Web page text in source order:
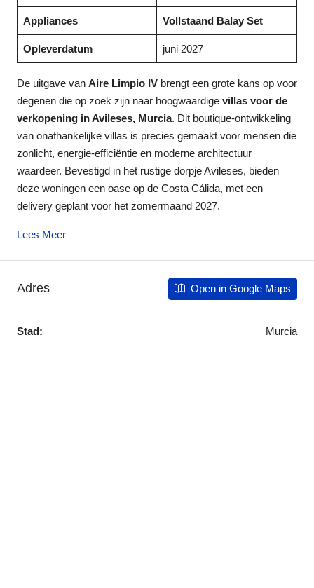
Appliances Vollstaand Balay Set
Opleverdatum juni 2027
De uitgave van Aire Limpio IV brengt een grote kans op voor
degenen die op zoek zijn naar hoogwaardige villas voor de
verkopening in Avileses, Murcia. Dit boutique-ontwikkeling
van onafhankelijke villas is precies gemaakt voor mensen die
zonlicht, energie-efficiëntie en moderne architectuur
waardeer. Bevestigd in het rustige dorpje Avileses, bieden
deze woningen een oase op de Costa Cálida, met een
delivery geplant voor het zomermaand 2027.
Lees Meer
Adres Open in Google Maps
Stad: Murcia